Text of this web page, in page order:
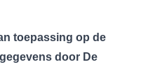
toepassing op de
door De